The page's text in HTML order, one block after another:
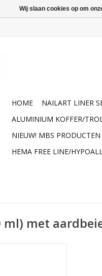
HOME NAILART LINER
ALUMINIUM KOFFER/
NIEUW! MBS PRODUCTEN
HEMA FREE LINE/
ml) met
Wij slaan cookies op om